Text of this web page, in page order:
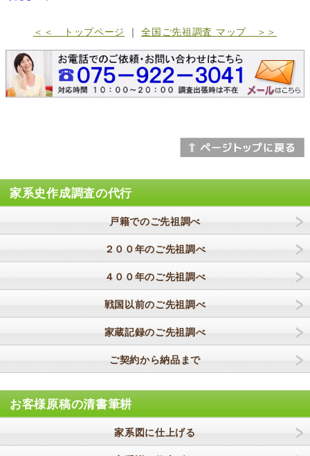
＜＜ トップページ ｜全国ご先祖調査 マップ ＞＞
家系史作成調査の代行
戸籍でのご先祖調べ
２００年のご先祖調べ
４００年のご先祖調べ
戦国以前のご先祖調べ
家蔵記録のご先祖調べ
ご契約から納品まで
お客様原稿の清書筆耕
家系図に仕上げる